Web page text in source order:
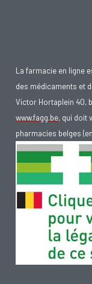
La farmacie en ligne
des médicaments et
Victor Hortaplein 40,
www.fagg.be, qui doit
pharmacies belges